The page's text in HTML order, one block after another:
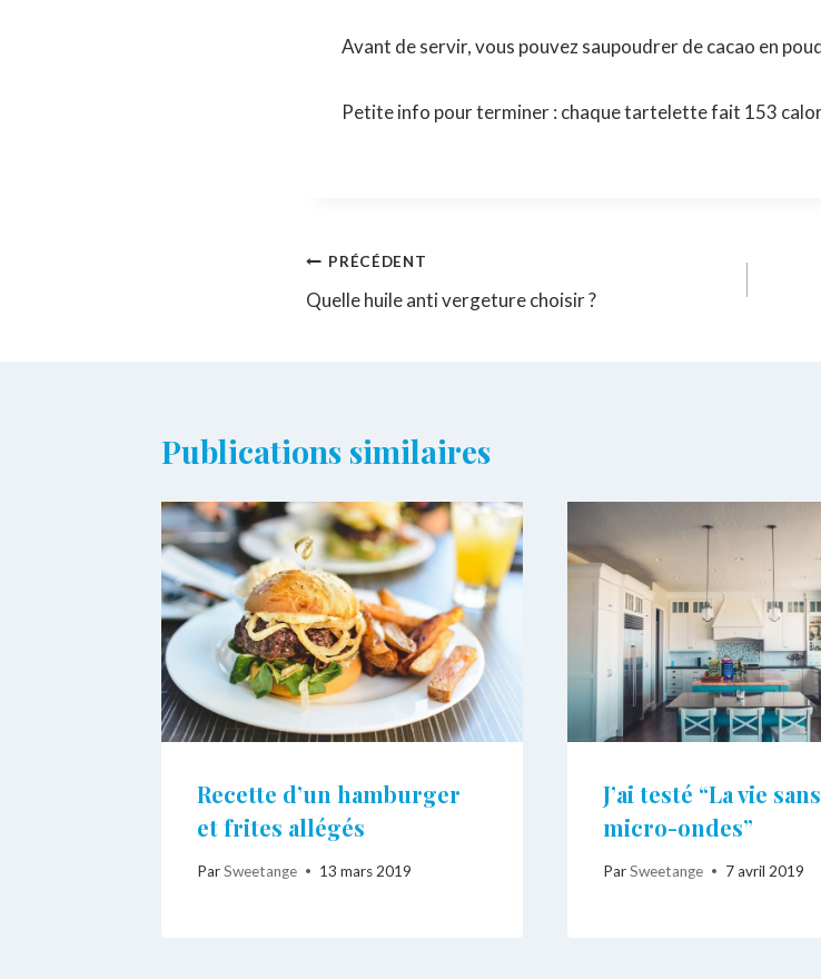
Avant de servir, vous pouvez saupoudrer de cacao en
Petite info pour terminer : chaque tartelette fait 153
Navigation
de
PRÉCÉDENT
Quelle huile anti vergeture choisir ?
Publications similaires
Recette d’un hamburger
et frites allégés
ParSweetange 13 mars 2019
J’ai testé “La vie sans
micro-ondes”
Par Sweetange 7 avril 2019